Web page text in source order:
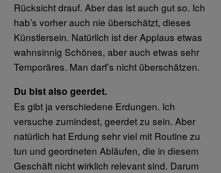
Rücksicht drauf. Aber das ist auch gut so. Ich
hab’s vorher auch nie überschätzt, dieses
Künstlersein. Natürlich ist der Applaus etwas
wahnsinnig Schönes, aber auch etwas sehr
Temporäres. Man darf’s nicht überschätzen.
Du bist also geerdet.
Es gibt ja verschiedene Erdungen. Ich
versuche zumindest, geerdet zu sein. Aber
natürlich hat Erdung sehr viel mit Routine zu
tun und geordneten Abläufen, die in diesem
Geschäft nicht wirklich relevant sind. Darum